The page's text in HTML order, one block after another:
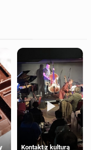
Kontakt z kulturą